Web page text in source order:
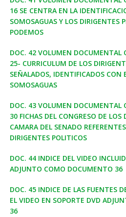
16 SE CENTRA EN LA
SOMOSAGUAS Y LOS DIRIGENTES
PODEMOS
DOC. 42 VOLUMEN DOCUMENTAL
25- CURRICULUM DE LOS
SEÑALADOS, IDENTIFICADOS CON
SOMOSAGUAS
DOC. 43 VOLUMEN DOCUMENTAL
30 FICHAS DEL CONGRESO DE LOS
CAMARA DEL SENADO
DIRIGENTES POLITICOS
DOC. 44 INDICE DEL VIDEO
ADJUNTO COMO DOCUMENTO 36
DOC. 45 INDICE DE LAS FUENTES
EL VIDEO EN SOPORTE DVD
36